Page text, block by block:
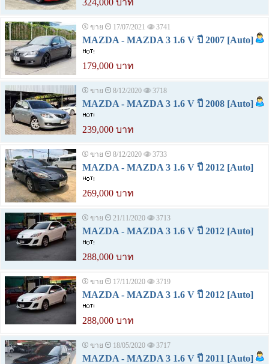
324,000 บาท
ขาย 17/07/2021 3741
MAZDA - MAZDA 3 1.6 V ปี 2007 [Auto]
179,000 บาท
ขาย 8/12/2020 3718
MAZDA - MAZDA 3 1.6 V ปี 2008 [Auto]
239,000 บาท
ขาย 8/12/2020 3733
MAZDA - MAZDA 3 1.6 V ปี 2012 [Auto]
269,000 บาท
ขาย 21/11/2020 3713
MAZDA - MAZDA 3 1.6 V ปี 2012 [Auto]
288,000 บาท
ขาย 17/11/2020 3719
MAZDA - MAZDA 3 1.6 V ปี 2012 [Auto]
288,000 บาท
ขาย 18/05/2020 3717
MAZDA - MAZDA 3 1.6 V ปี 2011 [Auto]